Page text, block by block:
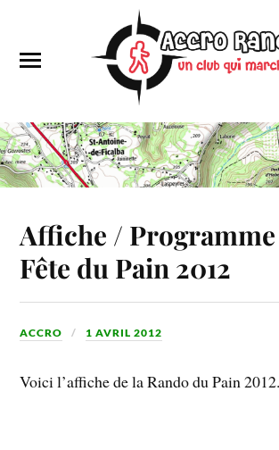
Affiche / Programme
Fête du Pain 2012
ACCRO 1 AVRIL 2012
Voici l’affiche de la Rando du Pain 2012.